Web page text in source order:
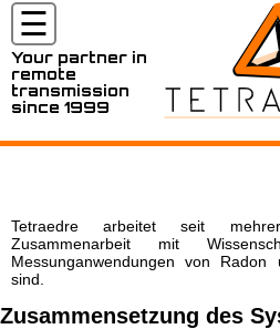
☰
MÄRKTE
UND
ANWENDUNGEN
LOCATIONS
HILFSMITTEL
Your partner in
remote
transmission
since 1999
⦿ Unsere Anwendungen für Wasser
⦿ Wasserversorgung/Netzverwaltung
⦿ Ablesen der Wasserzähler
⦿ Überwachung und Druck des
⦿ TRMC-5-K 4G
⦿ TRMC-1 wM-Bus OMS 4G
⦿ ... (mehr)
⦿ Location / Rental Radar Vega
⦿ Rental TPM-1 Pressure Mobile
⦿ UNIX timestamp
⦿ XML
⦿ Outils de calcul
Tetraedre arbeitet seit
Zusammenarbeit mit
Messunganwendungen von
sind.
Zusammensetzung des